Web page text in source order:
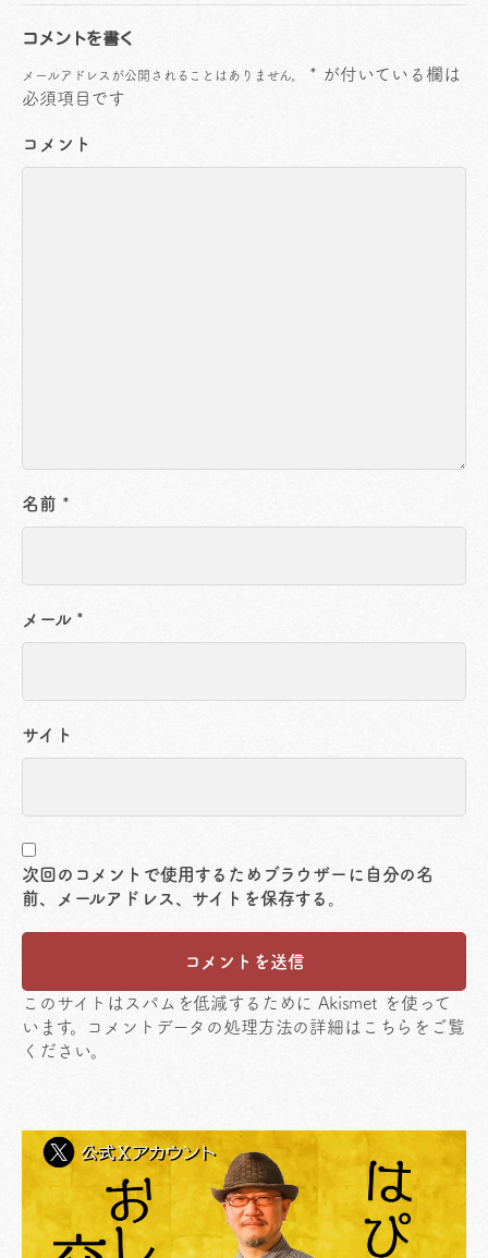
コメントを書く
メールアドレスが公開されることはありません。 * が付いている欄は
必須項目です
コメント
名前 *
メール *
サイト
次回のコメントで使用するためブラウザーに自分の名
前、メールアドレス、サイトを保存する。
このサイトはスパムを低減するために Akismet を使って
います。
コメントデータの処理方法の詳細はこちらをご覧
ください。